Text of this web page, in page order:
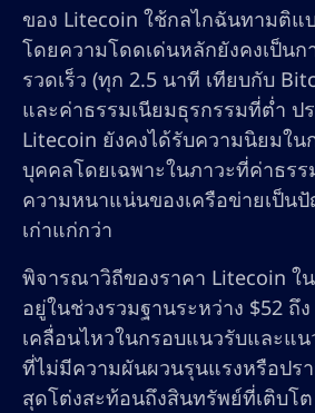
ของ Litecoin ใช้กลไกฉันทามติแ
โดยความโดดเด่นหลักยังคงเป็น
รวดเร็ว (ทุก 2.5 นาที เทียบกับ
และค่าธรรมเนียมธุรกรรมที่ต่ำ ป
Litecoin ยังคงได้รับความนิยมใน
บุคคลโดยเฉพาะในภาวะที่ค่าธร
ความหนาแน่นของเครือข่ายเป็น
เก่าแก่กว่า
พิจารณาวิถีของราคา Litecoin ใ
อยู่ในช่วงรวมฐานระหว่าง $52 ถึ
เคลื่อนไหวในกรอบแนวรับและแ
ที่ไม่มีความผันผวนรุนแรงหรือปร
สุดโต่งสะท้อนถึงสินทรัพย์ที่เติบโ